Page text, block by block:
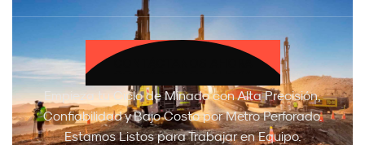
Empieza tu Ciclo de Minado con Alta Precisión,
Confiabilidad y Bajo Costo por Metro Perforado.
Estamos Listos para Trabajar en Equipo.